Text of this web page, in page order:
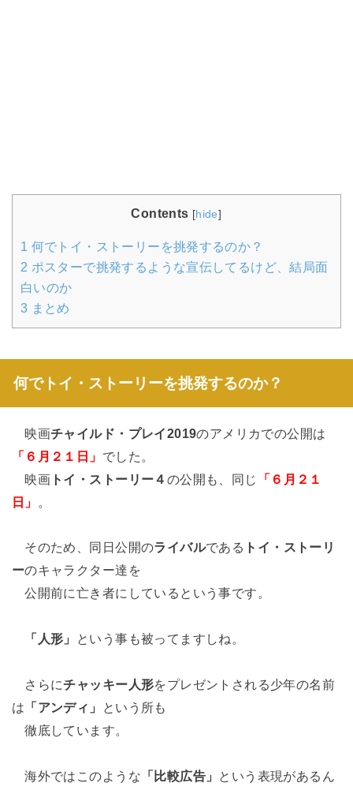
Contents [hide]
1 何でトイ・ストーリーを挑発するのか？
2 ポスターで挑発するような宣伝してるけど、結局面
白いのか
3 まとめ
何でトイ・ストーリーを挑発するのか？
映画チャイルド・プレイ2019のアメリカでの公開は
「６月２１日」 でした。
映画 トイ・ストーリー４ の公開も、同じ
「６月２１
日」
そのため、同日公開のライバルである トイ・ストーリ
ーのキャラクター達を
公開前に亡き者にしているという事です。
「人形」 という事も被ってますしね。
さらにチャッキー人形をプレゼントされる少年の名前
は 「アンディ」
という所も
徹底しています。
海外ではこのような 「比較広告」 という表現があるん